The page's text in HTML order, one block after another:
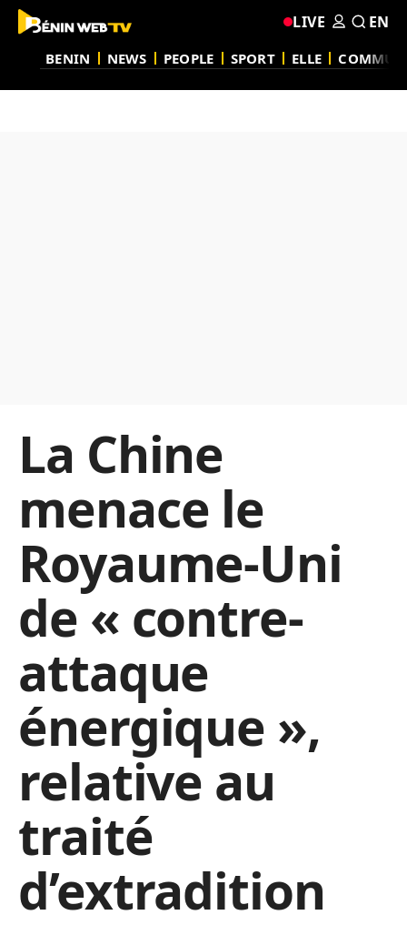
BENIN NEWS PEOPLE SPORT ELLE
LIVE EN
La Chine
menace le
Royaume-Uni
de « contre-
attaque
énergique »,
relative au
traité
d’extradition